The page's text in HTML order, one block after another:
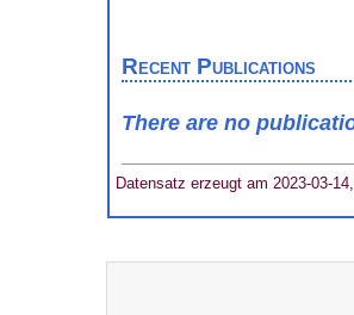
Recent Publications
There are no
Datensatz erzeugt am 2023-03-